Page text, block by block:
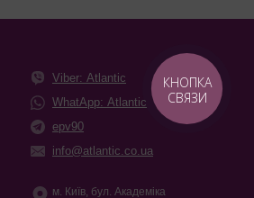
Viber: Atlantic
WhatApp: Atlantic
epv90
info@atlantic.co.ua
м. Київ, бул. Академіка
КНОПКА
СВЯЗИ